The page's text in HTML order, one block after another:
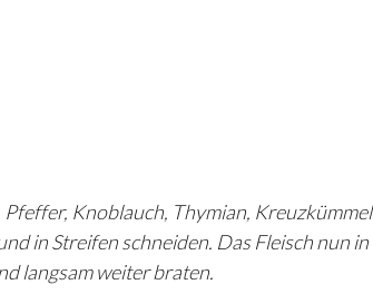
Pfeffer, Knoblauch, Thymian, Kreuzkümmel
in Streifen schneiden. Das Fleisch nun in
langsam weiter braten.